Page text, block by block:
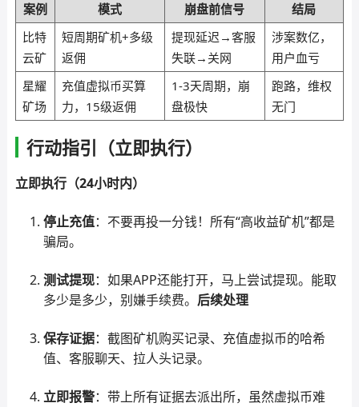
案例 模式 崩盘前信号
结局
比特
云矿
短周期矿机+多级
返佣
提现延迟→客服
失联→关网
涉案数亿，
用户血亏
星耀
矿场
充值虚拟币买算
力，15级返佣
1-3天周期，崩
盘极快
跑路，维权
无门
行动指引（立即执行）
立即执行（24小时内）
停止充值：不要再投一分钱！所有“高收益矿机”都是
骗局。
测试提现：如果APP还能打开，马上尝试提现。能取
多少是多少，别嫌手续费。 后续处理
保存证据：截图矿机购买记录、充值虚拟币的哈希
值、客服聊天、拉人头记录。
立即报警：带上所有证据去派出所，虽然虚拟币难